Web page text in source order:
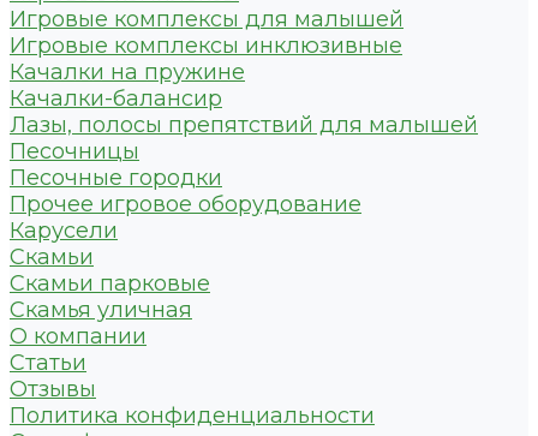
Игровые комплексы для малышей
Игровые комплексы инклюзивные
Качалки на пружине
Качалки-балансир
Лазы, полосы препятствий для малышей
Песочницы
Песочные городки
Прочее игровое оборудование
Карусели
Скамьи
Скамьи парковые
Скамья уличная
О компании
Статьи
Отзывы
Политика конфиденциальности